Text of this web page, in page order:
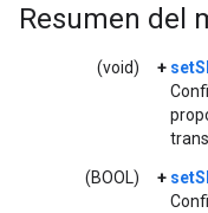
Resumen del
(void) +
(BOOL) +